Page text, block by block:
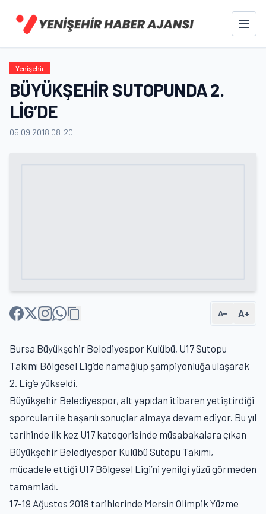
Yenişehir
BÜYÜKŞEHİR SUTOPUNDA 2.
LİG’DE
05.09.2018 08:20
A− A+
Bursa Büyükşehir Belediyespor Kulübü, U17 Sutopu
Takımı Bölgesel Lig’de namağlup şampiyonluğa ulaşarak
2. Lig’e yükseldi.
Büyükşehir Belediyespor, alt yapıdan itibaren yetiştirdiği
sporcuları ile başarılı sonuçlar almaya devam ediyor. Bu yıl
tarihinde ilk kez U17 kategorisinde müsabakalara çıkan
Büyükşehir Belediyespor Kulübü Sutopu Takımı,
mücadele ettiği U17 Bölgesel Ligi’ni yenilgi yüzü görmeden
tamamladı.
17-19 Ağustos 2018 tarihlerinde Mersin Olimpik Yüzme